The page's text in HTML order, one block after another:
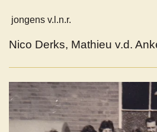
jongens v.l.n.r.
Nico Derks, Mathieu v.d.